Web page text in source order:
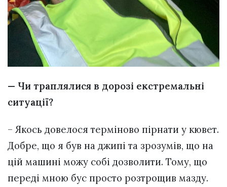
— Чи траплялися в дорозі екстремальні
ситуації?
– Якось довелося терміново пірнати у кювет.
Добре, що я був на джипі та зрозумів, що на
цій машині можу собі дозволити. Тому, що
переді мною бус просто розтрощив мазду.